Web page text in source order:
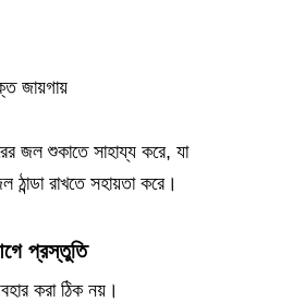
জায়গায়
জল শুকাতে সাহায্য করে, যা
ঠান্ডা রাখতে সহায়তা করে।
প্রস্তুতি
করা ঠিক নয়।